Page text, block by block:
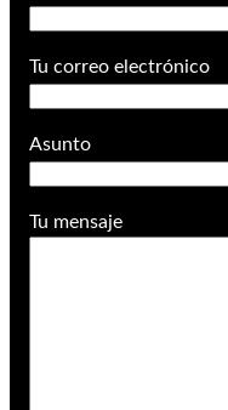
Tu correo electrónico
Asunto
Tu mensaje